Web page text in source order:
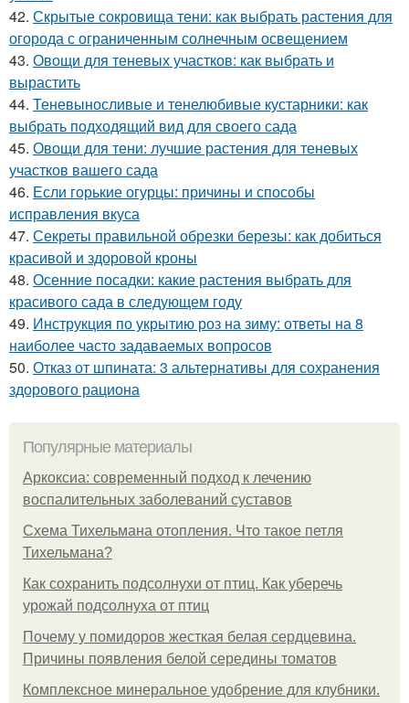
42. Скрытые сокровища тени: как выбрать растения для
огорода с ограниченным солнечным освещением
43. Овощи для теневых участков: как выбрать и
вырастить
44. Теневыносливые и тенелюбивые кустарники: как
выбрать подходящий вид для своего сада
45. Овощи для тени: лучшие растения для теневых
участков вашего сада
46. Если горькие огурцы: причины и способы
исправления вкуса
47. Секреты правильной обрезки березы: как добиться
красивой и здоровой кроны
48. Осенние посадки: какие растения выбрать для
красивого сада в следующем году
49. Инструкция по укрытию роз на зиму: ответы на 8
наиболее часто задаваемых вопросов
50. Отказ от шпината: 3 альтернативы для сохранения
здорового рациона
Популярные материалы
Аркоксиа: современный подход к лечению
воспалительных заболеваний суставов
Схема Тихельмана отопления. Что такое петля
Тихельмана?
Как сохранить подсолнухи от птиц. Как уберечь
урожай подсолнуха от птиц
Почему у помидоров жесткая белая сердцевина.
Причины появления белой середины томатов
Комплексное минеральное удобрение для клубники.